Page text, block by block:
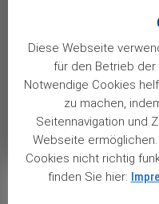
die Aktie fast 40
außerdem locken rund
Bei der nächsten
je Aktie und damit so
Views: 37
Diese Webseite
für den Betrieb
Notwendige Cookies
zu machen,
Seitennavigation und
Webseite
Cookies nicht richtig
finden Sie hier: